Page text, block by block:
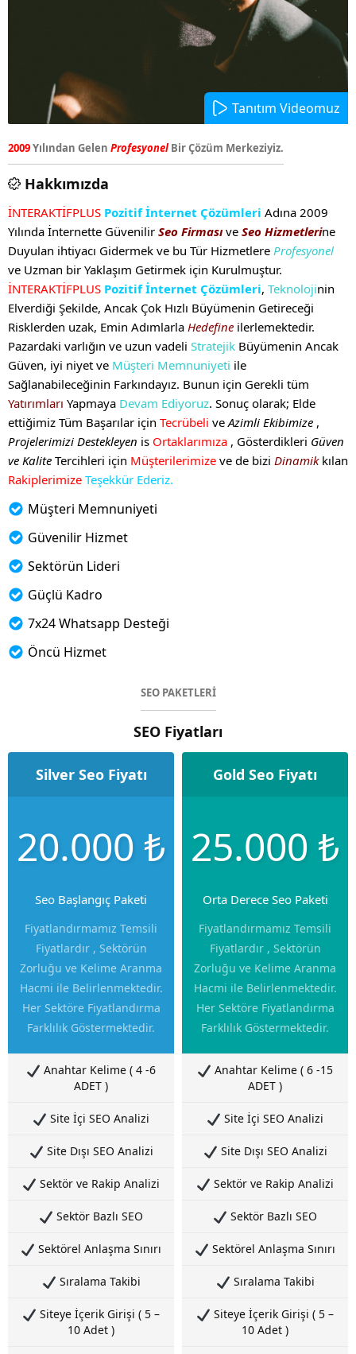
Tanıtım Videomuz
2009Yılından Gelen ProfesyonelBir Çözüm Merkeziyiz.
Hakkımızda
İNTERAKTİFPLUS Pozitif İnternet Çözümleri Adına 2009
Yılında İnternette Güvenilir Seo Firmasıve Seo Hizmetlerine
Duyulan ihtiyacı Gidermek ve bu Tür Hizmetlere Profesyonel
ve Uzman bir Yaklaşım Getirmek için Kurulmuştur.
İNTERAKTİFPLUS Pozitif İnternet Çözümleri, Teknolojinin
Elverdiği Şekilde, Ancak Çok Hızlı Büyümenin Getireceği
Risklerden uzak, Emin Adımlarla Hedefine ilerlemektedir.
Pazardaki varlığın ve uzun vadeli Stratejik Büyümenin Ancak
Güven, iyi niyet ve Müşteri Memnuniyeti ile
Sağlanabileceğinin Farkındayız. Bunun için Gerekli tüm
Yatırımları Yapmaya Devam Ediyoruz. Sonuç olarak; Elde
ettiğimiz Tüm Başarılar için Tecrübeli ve Azimli Ekibimize ,
Projelerimizi Destekleyen is Ortaklarımıza , Gösterdikleri Güven
ve Kalite Tercihleri için Müşterilerimize ve de bizi Dinamikkılan
Rakiplerimize Teşekkür Ederiz.
Müşteri Memnuniyeti
Güvenilir Hizmet
Sektörün Lideri
Güçlü Kadro
7x24 Whatsapp Desteği
Öncü Hizmet
SEO PAKETLERİ
SEO Fiyatları
Silver Seo Fiyatı
20.000 ₺
Seo Başlangıç Paketi
Fiyatlandırmamız Temsili
Fiyatlardır , Sektörün
Zorluğu ve Kelime Aranma
Hacmi ile Belirlenmektedir.
Her Sektöre Fiyatlandırma
Farklılık Göstermektedir.
Anahtar Kelime ( 4 -6
ADET )
Site İçi SEO Analizi
Site Dışı SEO Analizi
Sektör ve Rakip Analizi
Sektör Bazlı SEO
Sektörel Anlaşma Sınırı
Sıralama Takibi
Siteye İçerik Girişi ( 5 –
10 Adet )
Gold Seo Fiyatı
25.000 ₺
Orta Derece Seo Paketi
Fiyatlandırmamız Temsili
Fiyatlardır , Sektörün
Zorluğu ve Kelime Aranma
Hacmi ile Belirlenmektedir.
Her Sektöre Fiyatlandırma
Farklılık Göstermektedir.
Anahtar Kelime ( 6 -15
ADET )
Site İçi SEO Analizi
Site Dışı SEO Analizi
Sektör ve Rakip Analizi
Sektör Bazlı SEO
Sektörel Anlaşma Sınırı
Sıralama Takibi
Siteye İçerik Girişi ( 5 –
10 Adet )